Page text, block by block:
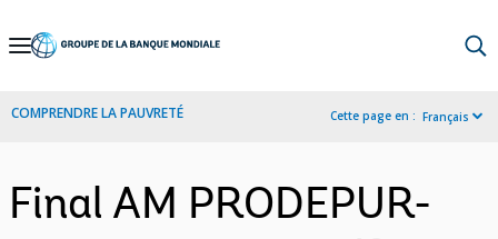
Skip
Navigation
COMPRENDRE LA PAUVRETÉ Cette page en : Français
Final AM PRODEPUR-